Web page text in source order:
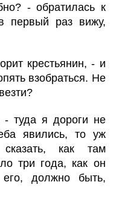
- обратилась к
раз вижу,
крестьянин, - и
взобраться. Не
туда я дороги не
явились, то уж
как там
три года, как он
должно быть,